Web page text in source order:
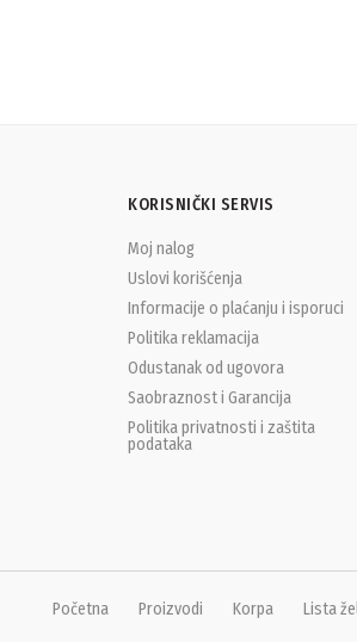
KORISNIČKI SERVIS
Moj nalog
Uslovi korišćenja
Informacije o plaćanju i isporuci
Politika reklamacija
Odustanak od ugovora
Saobraznost i Garancija
Politika privatnosti i zaštita
podataka
Početna Proizvodi Korpa Lista